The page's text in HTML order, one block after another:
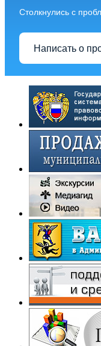
Столкнулись с
Написать о